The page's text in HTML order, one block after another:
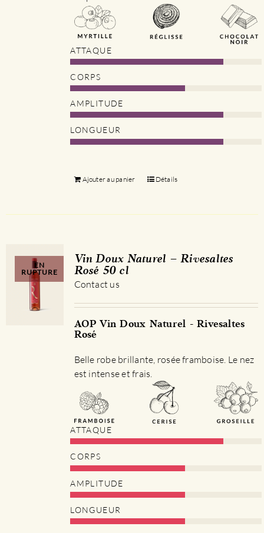
ATTAQUE
CORPS
AMPLITUDE
LONGUEUR
Ajouter au panier Détails
EN
RUPTURE
Vin Doux Naturel – Rivesaltes
Rosé 50 cl
Contact us
AOP Vin Doux Naturel - Rivesaltes
Rosé
Belle robe brillante, rosée framboise. Le nez
est intense et frais.
ATTAQUE
CORPS
AMPLITUDE
LONGUEUR